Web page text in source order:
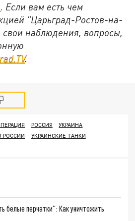
. Если вам есть чем
"Царьград-Ростов-на-
наблюдения, вопросы,
.
РОССИЯ
УКРАИНА
РОССИИ
УКРАИНСКИЕ ТАНКИ
белые перчатки": Как уничтожить